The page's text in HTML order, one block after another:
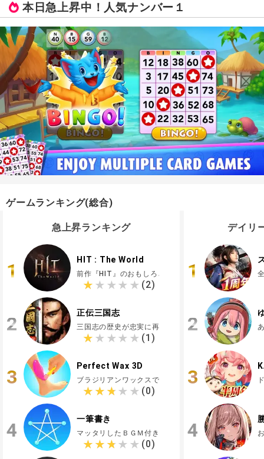
本日急上昇中！人気ナンバー１
ゲームランキング(総合)
急上昇ランキング
1 HIT : The World
前作『HIT』のおもしろさを引き継いだ新作MMORPG
★★★★★
★★★★★ (2)
2 正伝三国志
三国志の歴史が忠実に再現された超正統派のシミュレ
★★★★★
★★★★★ (1)
3 Perfect Wax 3D
ブラジリアンワックスで身体中の毛を綺麗にしよう..
★★★★★
★★★★★ (0)
4 一筆書き
マッタリしたＢＧＭ付きで１筆書きが楽しめる！制限
★★★★★
★★★★★ (0)
デイリ
1
2
3
4